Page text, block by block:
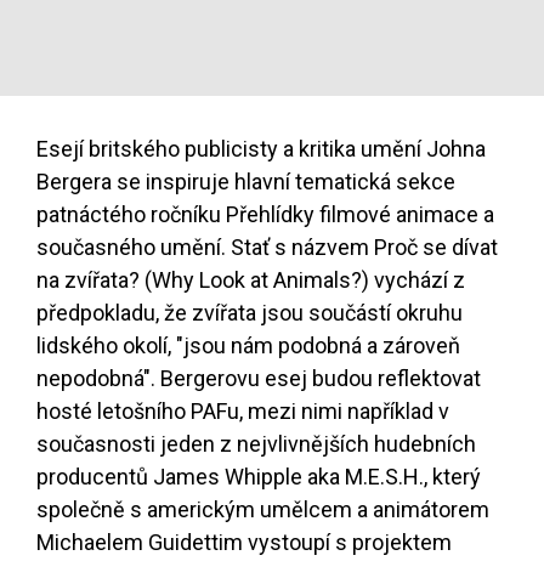
Esejí britského publicisty a kritika umění Johna
Bergera se inspiruje hlavní tematická sekce
patnáctého ročníku Přehlídky filmové animace a
současného umění. Stať s názvem Proč se dívat
na zvířata? (Why Look at Animals?) vychází z
předpokladu, že zvířata jsou součástí okruhu
lidského okolí, "jsou nám podobná a zároveň
nepodobná". Bergerovu esej budou reflektovat
hosté letošního PAFu, mezi nimi například v
současnosti jeden z nejvlivnějších hudebních
producentů James Whipple aka M.E.S.H., který
společně s americkým umělcem a animátorem
Michaelem Guidettim vystoupí s projektem